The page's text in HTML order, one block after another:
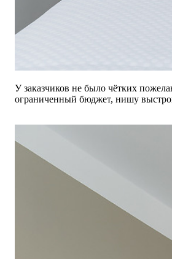
У заказчиков не было чётких
ограниченный бюджет, нишу